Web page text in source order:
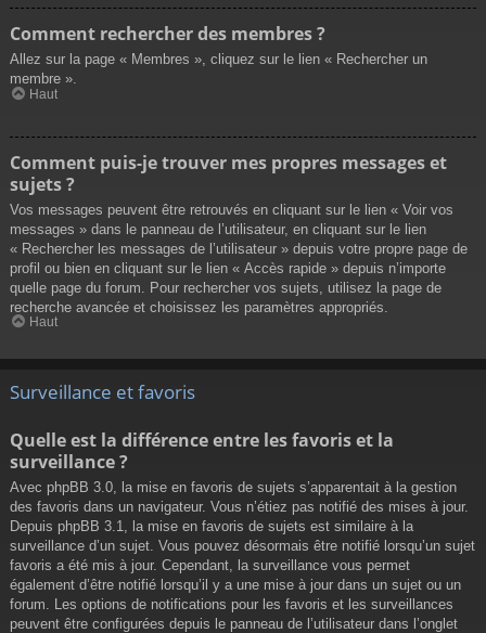
Comment rechercher des membres ?
Allez sur la page « Membres », cliquez sur le lien « Rechercher un
membre ».
Haut
Comment puis-je trouver mes propres messages et
sujets ?
Vos messages peuvent être retrouvés en cliquant sur le lien « Voir vos
messages » dans le panneau de l’utilisateur, en cliquant sur le lien
« Rechercher les messages de l’utilisateur » depuis votre propre page de
profil ou bien en cliquant sur le lien « Accès rapide » depuis n’importe
quelle page du forum. Pour rechercher vos sujets, utilisez la page de
recherche avancée et choisissez les paramètres appropriés.
Haut
Surveillance et favoris
Quelle est la différence entre les favoris et la
surveillance ?
Avec phpBB 3.0, la mise en favoris de sujets s’apparentait à la gestion
des favoris dans un navigateur. Vous n’étiez pas notifié des mises à jour.
Depuis phpBB 3.1, la mise en favoris de sujets est similaire à la
surveillance d’un sujet. Vous pouvez désormais être notifié lorsqu’un sujet
favoris a été mis à jour. Cependant, la surveillance vous permet
également d’être notifié lorsqu’il y a une mise à jour dans un sujet ou un
forum. Les options de notifications pour les favoris et les surveillances
peuvent être configurées depuis le panneau de l’utilisateur dans l’onglet